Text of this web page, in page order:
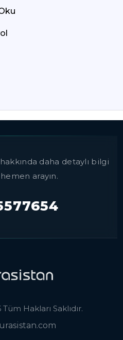
daha detaylı bilgi
arayın.
Hakları Saklıdır.